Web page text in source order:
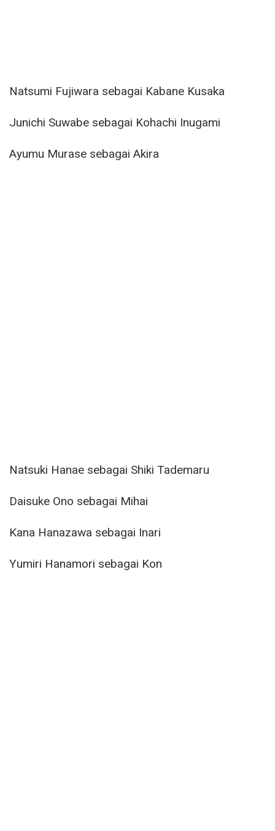
Natsumi Fujiwara sebagai Kabane Kusaka
Junichi Suwabe sebagai Kohachi Inugami
Ayumu Murase sebagai Akira
Natsuki Hanae sebagai Shiki Tademaru
Daisuke Ono sebagai Mihai
Kana Hanazawa sebagai Inari
Yumiri Hanamori sebagai Kon